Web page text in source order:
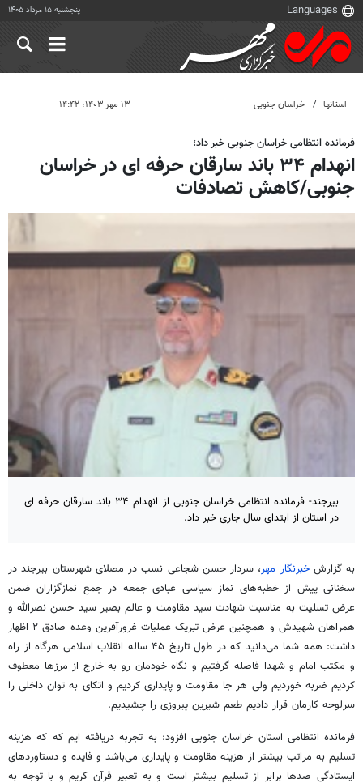
پنجشنبه ۱۵ مرداد ۱۴۰۵
استانها خراسان جنوبی ۱۳ مهر ۱۴۰۳، ۱۴:۴۲
فرمانده انتظامی خراسان جنوبی خبر داد؛
انهدام ۳۴ باند سارقان حرفه ای در خراسان
جنوبی/کاهش تصادفات
بیرجند- فرمانده انتظامی خراسان جنوبی از انهدام ۳۴ باند سارقان حرفه ای
در استان از ابتدای سال جاری خبر داد.
به گزارش خبرنگار مهر، سردار حسن شجاعی نسب در مصلای شهرستان بیرجند در
سخنانی پیش از خطبه‌های نماز سیاسی عبادی جمعه در جمع نمازگزاران ضمن
عرض تسلیت به مناسبت شهادت سید مقاومت و عالم بصیر سید حسن نصرالله و
همراهان شهیدش و همچنین عرض تبریک عملیات غرورآفرین وعده صادق ۲ اظهار
داشت: همه شما می‌دانید که در طول تاریخ ۴۵ ساله انقلاب اسلامی هرگاه از راه
و مکتب امام و شهدا فاصله گرفتیم و نگاه خودمان رو به خارج از مرزها معطوف
کردیم ضربه خوردیم ولی هر جا مقاومت و پایداری کردیم و اتکای به توان داخلی را
سرلوحه کارمان قرار دادیم طعم شیرین پیروزی را چشیدیم.
فرمانده انتظامی استان خراسان جنوبی افزود: به تجربه دریافته ایم که که هزینه
تسلیم به مراتب بیشتر از هزینه مقاومت و پایداری می‌باشد و فایده و دستاوردهای
ایستادگی صدها برابر از تسلیم بیشتر است و به تعبیر قرآن کریم و با توجه به